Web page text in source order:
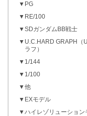
▼PG
▼RE/100
▼SDガンダムBB戦士
▼U.C.HARD GRAPH（
ラフ）
▼1/144
▼1/100
▼他
▼EXモデル
▼ハイレゾリューション